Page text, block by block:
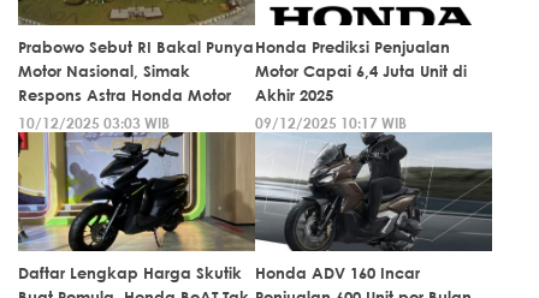
Prabowo Sebut RI Bakal Punya
Motor Nasional, Simak
Respons Astra Honda Motor
10/12/2025 03:03 WIB
Honda Prediksi Penjualan
Motor Capai 6,4 Juta Unit di
Akhir 2025
09/12/2025 10:17 WIB
Daftar Lengkap Harga Skutik
Honda ADV 160 Incar